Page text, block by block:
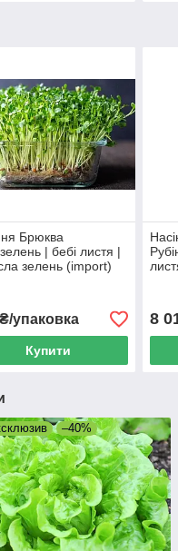
Брюква
| бебі листя |
зелень (import)
упаковка
Купити
8
–40%